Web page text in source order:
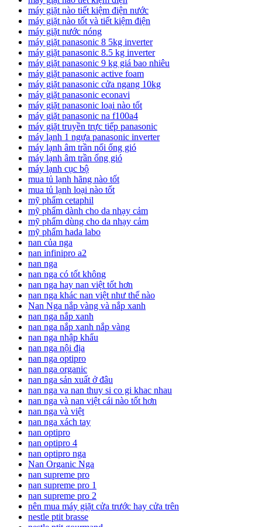
máy giặt nào tiết kiệm điện nước
máy giặt nào tốt và tiết kiệm điện
máy giặt nước nóng
máy giặt panasonic 8 5kg inverter
máy giặt panasonic 8.5 kg inverter
máy giặt panasonic 9 kg giá bao nhiêu
máy giặt panasonic active foam
máy giặt panasonic cửa ngang 10kg
máy giặt panasonic econavi
máy giặt panasonic loại nào tốt
máy giặt panasonic na f100a4
máy giặt truyền trực tiếp panasonic
máy lạnh 1 ngựa panasonic inverter
máy lạnh âm trần nối ống gió
máy lạnh âm trần ống gió
máy lạnh cục bộ
mua tủ lạnh hãng nào tốt
mua tủ lạnh loại nào tốt
mỹ phẩm cetaphil
mỹ phẩm dành cho da nhạy cảm
mỹ phẩm dùng cho da nhạy cảm
mỹ phẩm hada labo
nan của nga
nan infinipro a2
nan nga
nan nga có tốt không
nan nga hay nan việt tốt hơn
nan nga khác nan việt như thế nào
Nan Nga nắp vàng và nắp xanh
nan nga nắp xanh
nan nga nắp xanh nắp vàng
nan nga nhập khẩu
nan nga nội địa
nan nga optipro
nan nga organic
nan nga sản xuất ở đâu
nan nga va nan thuy si co gi khac nhau
nan nga và nan việt cái nào tốt hơn
nan nga và việt
nan nga xách tay
nan optipro
nan optipro 4
nan optipro nga
Nan Organic Nga
nan supreme pro
nan supreme pro 1
nan supreme pro 2
nên mua máy giặt cửa trước hay cửa trên
nestle ptit brasse